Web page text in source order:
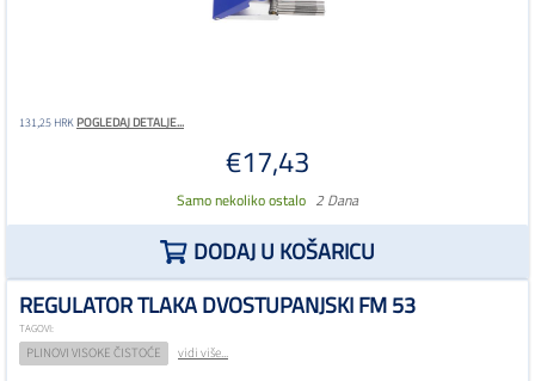
131,25 HRKPOGLEDAJ DETALJE...
€17,43
Samo nekoliko ostalo 2 Dana
DODAJ U KOŠARICU
REGULATOR TLAKA DVOSTUPANJSKI FM 53
TAGOVI:
PLINOVI VISOKE ČISTOĆE vidi više...